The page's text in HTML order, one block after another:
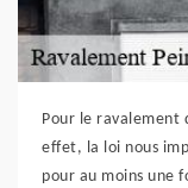
Pour le ravalement
effet, la loi nous
pour au moins une